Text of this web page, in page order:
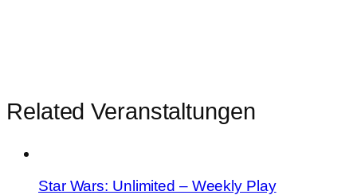
Related Veranstaltungen
Star Wars: Unlimited – Weekly Play